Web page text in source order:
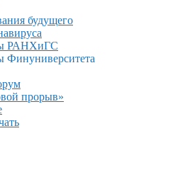
будущего
РАНХиГС
Финуниверситета
прорыв»